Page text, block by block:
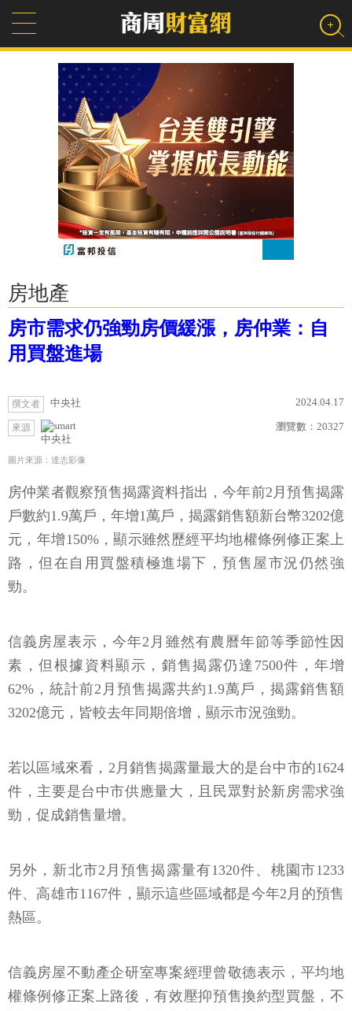
房地產
房市需求仍強勁房價緩漲，房仲業：自
用買盤進場
撰文者 中央社 2024.04.17
來源
中央社
瀏覽數： 20327
圖片來源：達志影像
房仲業者觀察預售揭露資料指出，今年前2月預售揭露
戶數約1.9萬戶，年增1萬戶，揭露銷售額新台幣3202億
元，年增150%，顯示雖然歷經平均地權條例修正案上
路，但在自用買盤積極進場下，預售屋市況仍然強
勁。
信義房屋表示，今年2月雖然有農曆年節等季節性因
素，但根據資料顯示，銷售揭露仍達7500件，年增
62%，統計前2月預售揭露共約1.9萬戶，揭露銷售額
3202億元，皆較去年同期倍增，顯示市況強勁。
若以區域來看，2月銷售揭露量最大的是台中市的1624
件，主要是台中市供應量大，且民眾對於新房需求強
勁，促成銷售量增。
另外，新北市2月預售揭露量有1320件、桃園市1233
件、高雄市1167件，顯示這些區域都是今年2月的預售
熱區。
信義房屋不動產企研室專案經理曾敬德表示，平均地
權條例修正案上路後，有效壓抑預售換約型買盤，不